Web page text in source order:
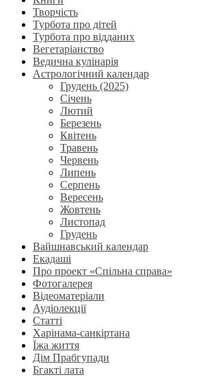
Творчість
Турбота про дітей
Турбота про відданих
Вегетаріанство
Ведична кулінарія
Астрологічний календар
Грудень (2025)
Січень
Лютий
Березень
Квітень
Травень
Червень
Липень
Серпень
Вересень
Жовтень
Листопад
Грудень
Вайшнавський календар
Екадаші
Про проект «Спільна справа»
Фотогалерея
Відеоматеріали
Аудіолекції
Статті
Харінама-санкіртана
Їжа життя
Дім Прабгупади
Бгакті лата